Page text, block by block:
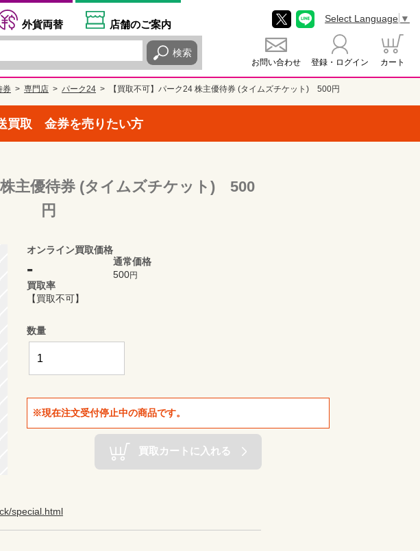
外貨両替 店舗のご案内
検索
お問い合わせ 登録・ログイン カート
Select Language ▼
券 専門店 パーク24 【買取不可】パーク24 株主優待券 (タイムズチケット) 500円
買取 金券を売りたい方
株主優待券 (タイムズチケット) 500
円
オンライン買取価格
-
通常価格
500円
買取率
【買取不可】
数量
※現在注文受付停止中の商品です。
買取カートに入れる
special.html